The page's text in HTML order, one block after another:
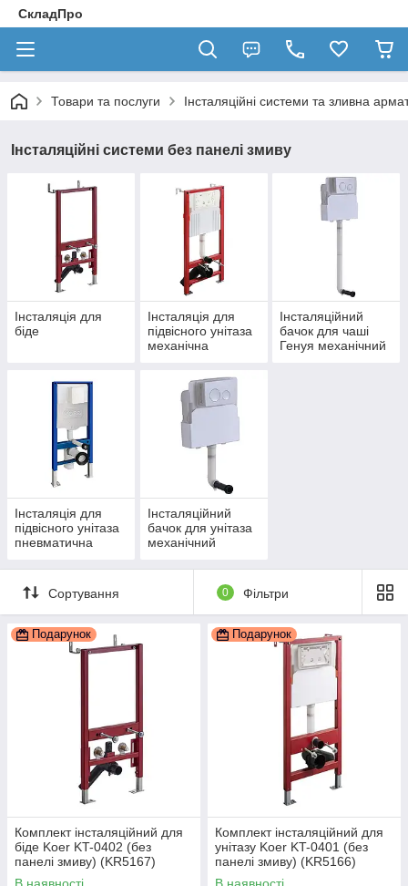
СкладПро
Товари та послуги Інсталяційні системи та зливна
Інсталяційні системи без панелі змиву
Інсталяція для
біде
Інсталяція для
підвісного унітаза
механічна
Інсталяційний
бачок для чаші
Генуя механічний
Інсталяція для
підвісного унітаза
пневматична
Інсталяційний
бачок для унітаза
механічний
Сортування 0 Фільтри
Подарунок
Комплект інсталяційний для
біде Koer KT-0402 (без
панелі змиву) (KR5167)
Подарунок
Комплект інсталяційний для
унітазу Koer KT-0401 (без
панелі змиву) (KR5166)